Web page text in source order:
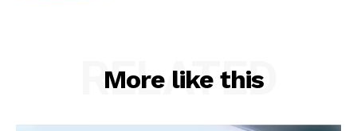
More like this
RELATED